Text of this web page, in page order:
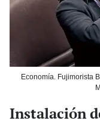
Economía. Fujimorista
Instalación